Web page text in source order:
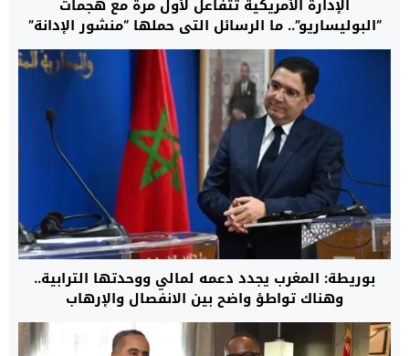
الإدارة الأمريكية تتفاعل لأول مرة مع هجمات
“البوليساريو”.. ما الرسائل التي حملها “منشور الإدانة”
نحو الجبهة والجزائر قبل جولة واشنطن التفاوضية؟
بوريطة: المغرب يجدد دعمه لمالي ووحدتها الترابية..
وهناك تواطؤ واضح بين الانفصال والإرهاب